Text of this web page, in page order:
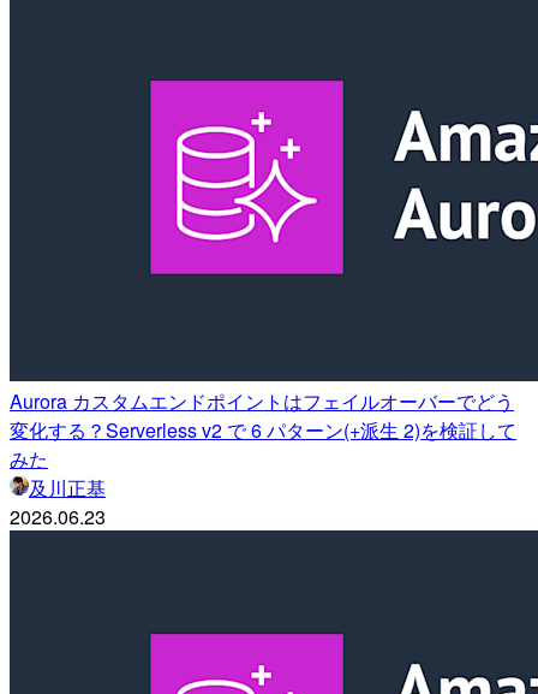
Aurora カスタムエンドポイントはフェイルオーバーでどう
変化する？Serverless v2 で 6 パターン(+派生 2)を検証して
みた
及川正基
2026.06.23